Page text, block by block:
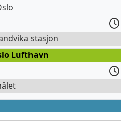
stasjon
Lufthavn